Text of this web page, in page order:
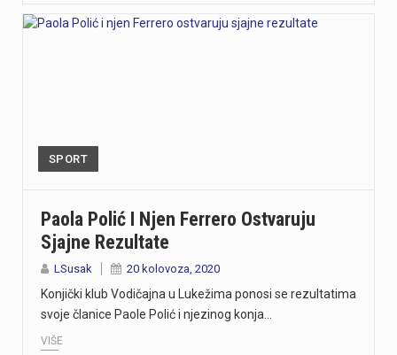
SPORT
Paola Polić I Njen Ferrero Ostvaruju
Sjajne Rezultate
LSusak 20 kolovoza, 2020
Konjički klub Vodičajna u Lukežima ponosi se rezultatima
svoje članice Paole Polić i njezinog konja…
VIŠE